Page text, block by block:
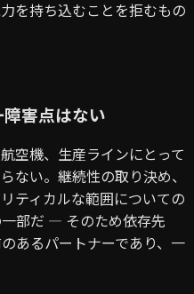
を持ち込むことを拒むもの
害点はない
空機、生産ラインにとって
ない。継続性の取り決め、
ティカルな範囲についての
部だ — そのため依存先
あるパートナーであり、一